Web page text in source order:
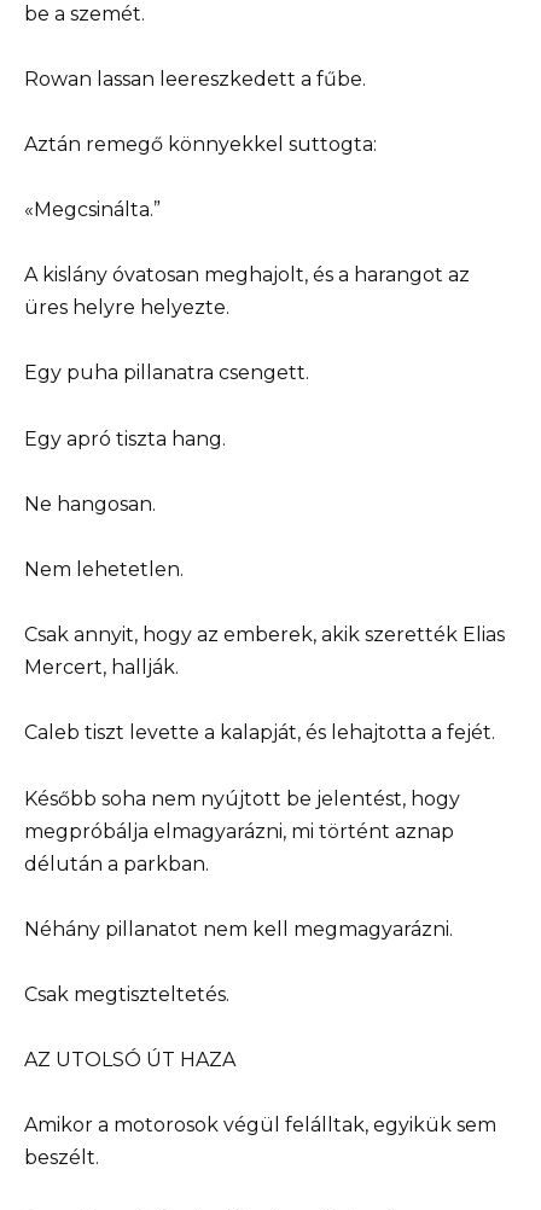
be a szemét.
Rowan lassan leereszkedett a fűbe.
Aztán remegő könnyekkel suttogta:
«Megcsinálta.”
A kislány óvatosan meghajolt, és a harangot az
üres helyre helyezte.
Egy puha pillanatra csengett.
Egy apró tiszta hang.
Ne hangosan.
Nem lehetetlen.
Csak annyit, hogy az emberek, akik szerették Elias
Mercert, hallják.
Caleb tiszt levette a kalapját, és lehajtotta a fejét.
Később soha nem nyújtott be jelentést, hogy
megpróbálja elmagyarázni, mi történt aznap
délután a parkban.
Néhány pillanatot nem kell megmagyarázni.
Csak megtiszteltetés.
AZ UTOLSÓ ÚT HAZA
Amikor a motorosok végül felálltak, egyikük sem
beszélt.